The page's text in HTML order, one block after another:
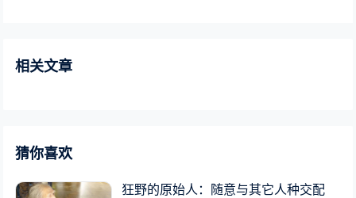
相关文章
猜你喜欢
狂野的原始人：随意与其它人种交配